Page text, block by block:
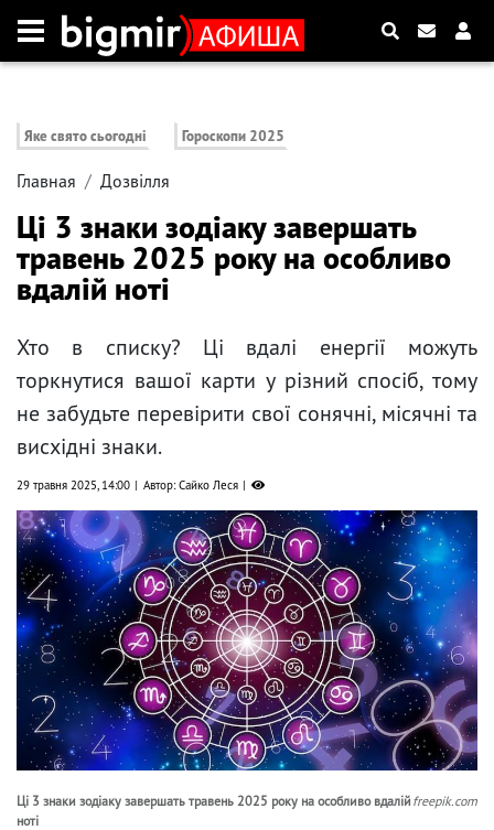
Яке свято сьогодні Гороскопи 2025
Главная Дозвілля
Ці 3 знаки зодіаку завершать
травень 2025 року на особливо
вдалій ноті
Хто в списку? Ці вдалі енергії можуть
торкнутися вашої карти у різний спосіб, тому
не забудьте перевірити свої сонячні, місячні та
висхідні знаки.
29 травня 2025, 14:00 Автор: Сайко Леся
Ці 3 знаки зодіаку завершать травень 2025 року на особливо вдалій
ноті
freepik.com